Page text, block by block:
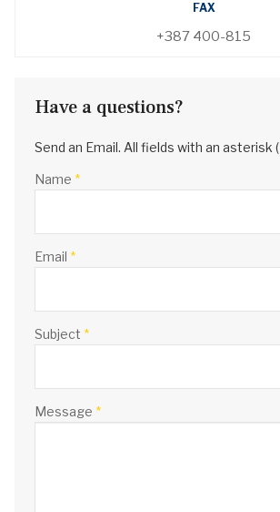
FAX
+387 400-815
Have a questions?
Send an Email. All fields with an asterisk
Name *
Email *
Subject *
Message *